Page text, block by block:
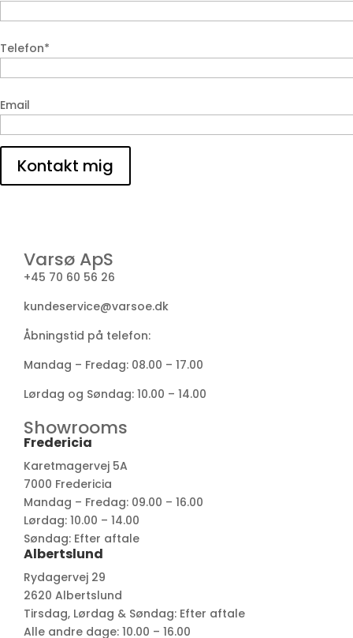
Telefon*
Email
Kontakt mig
Varsø ApS
+45 70 60 56 26
kundeservice@varsoe.dk
Åbningstid på telefon:
Mandag – Fredag: 08.00 – 17.00
Lørdag og Søndag: 10.00 – 14.00
Showrooms
Fredericia
Karetmagervej 5A
7000 Fredericia
Mandag – Fredag: 09.00 – 16.00
Lørdag: 10.00 – 14.00
Søndag: Efter aftale
Albertslund
Rydagervej 29
2620 Albertslund
Tirsdag, Lørdag & Søndag: Efter aftale
Alle andre dage: 10.00 – 16.00